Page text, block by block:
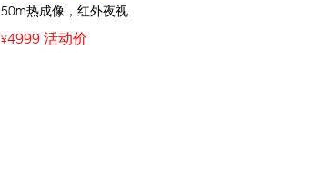
50m热成像，红外夜视
¥4999 活动价